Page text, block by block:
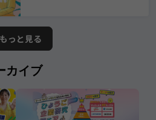
が誇る優良企業”と呼ぶにふさわしい
存在です。
の情報となります。ムツミ商事株式
会社
もっと見る
カイブ